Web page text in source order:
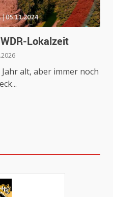
Lokalzeit
alt, aber immer noch